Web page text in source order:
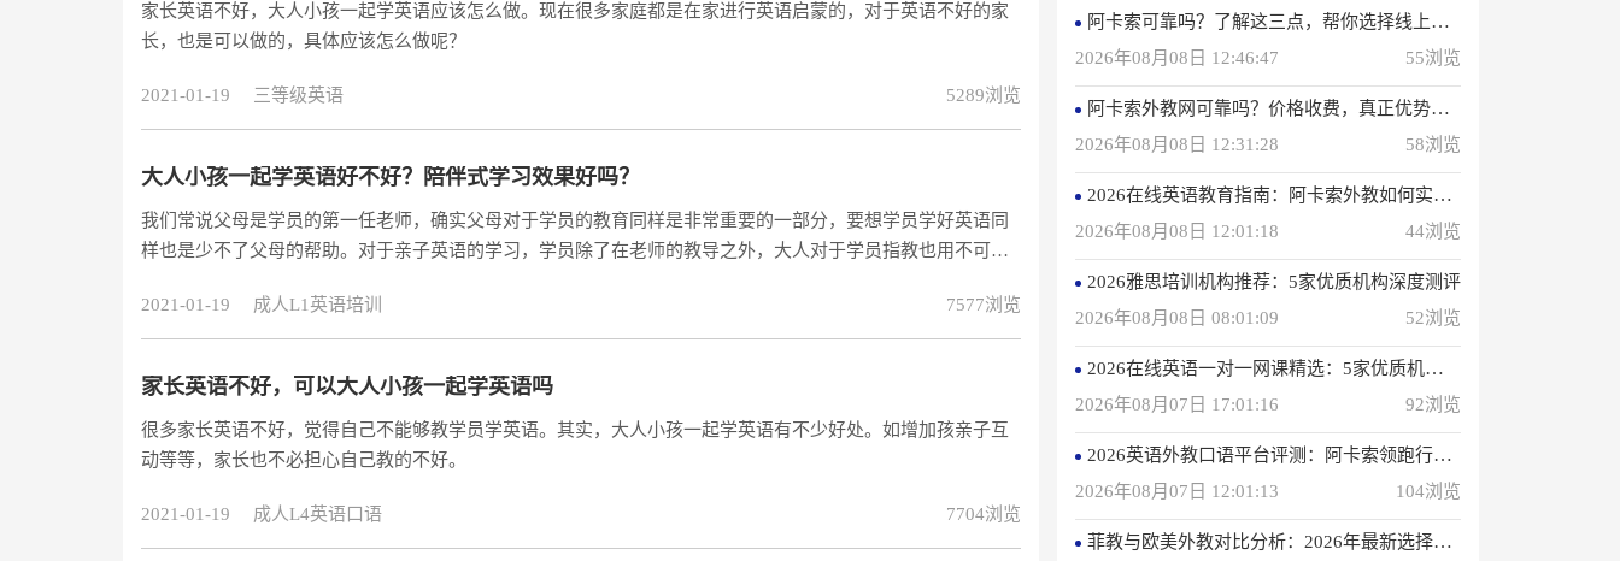
家长英语不好，大人小孩一起学英语应该怎么做。现在很多家庭都是在家进行英语启蒙的，对于英语不好的家
长，也是可以做的，具体应该怎么做呢？
2021-01-19 三等级英语 5289浏览
大人小孩一起学英语好不好？陪伴式学习效果好吗？
我们常说父母是学员的第一任老师，确实父母对于学员的教育同样是非常重要的一部分，要想学员学好英语同
样也是少不了父母的帮助。对于亲子英语的学习，学员除了在老师的教导之外，大人对于学员指教也用不可忽
2021-01-19
成人L1英语培训 7577浏览
家长英语不好，可以大人小孩一起学英语吗
很多家长英语不好，觉得自己不能够教学员学英语。其实，大人小孩一起学英语有不少好处。如增加孩亲子互
动等等，家长也不必担心自己教的不好。
2021-01-19 成人L4英语口语 7704浏览
阿卡索可靠吗？了解这三点，帮你选择线上英语课程
2026年08月08日 12:46:47
55浏览
阿卡索外教网可靠吗？价格收费，真正优势一次性说明
2026年08月08日 12:31:28
58浏览
2026在线英语教育指南：阿卡索外教如何实现高效学习？
2026年08月08日 12:01:18
44浏览
2026雅思培训机构推荐：5家优质机构深度测评
2026年08月08日 08:01:09
52浏览
2026在线英语一对一网课精选：5家优质机构深度评测
2026年08月07日 17:01:16
92浏览
2026英语外教口语平台评测：阿卡索领跑行业，打造高效学习体验
2026年08月07日 12:01:13
104浏览
菲教与欧美外教对比分析：2026年最新选择指南